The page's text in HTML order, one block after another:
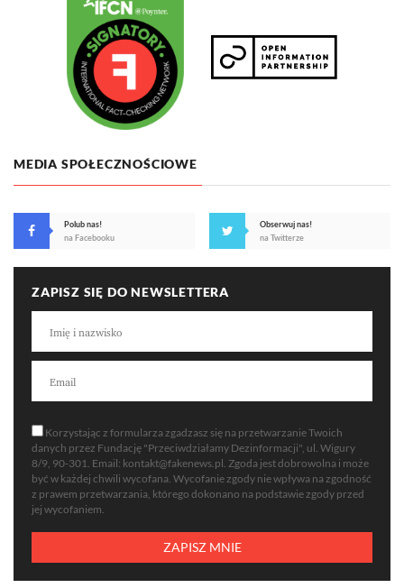
MEDIA SPOŁECZNOŚCIOWE
Polub nas!
na Facebooku
Obserwuj nas!
na Twitterze
ZAPISZ SIĘ DO NEWSLETTERA
Korzystając z formularza zgadzasz się na przetwarzanie Twoich
danych przez Fundację "Przeciwdziałamy Dezinformacji", ul. Wigury
8/9, 90-301. Email: kontakt@fakenews.pl . Zgoda jest dobrowolna i może
być w każdej chwili wycofana. Wycofanie zgody nie wpływa na zgodność
z prawem przetwarzania, którego dokonano na podstawie zgody przed
jej wycofaniem.